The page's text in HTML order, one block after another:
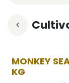
MONKEY
KG